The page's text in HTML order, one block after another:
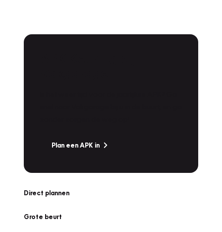
Plan een APK in
Direct plannen
Grote beurt